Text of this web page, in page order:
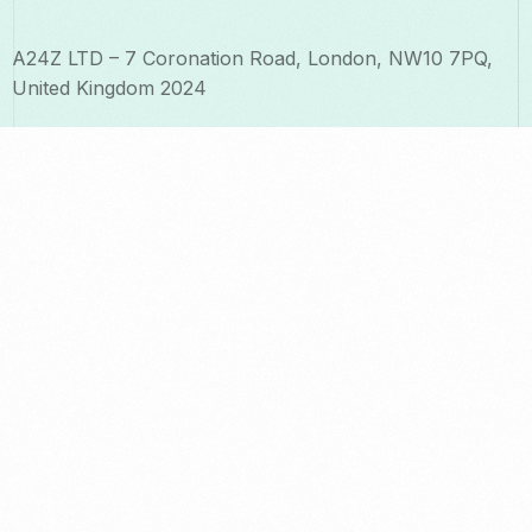
A24Z LTD – 7 Coronation Road, London, NW10 7PQ,
United Kingdom 2024